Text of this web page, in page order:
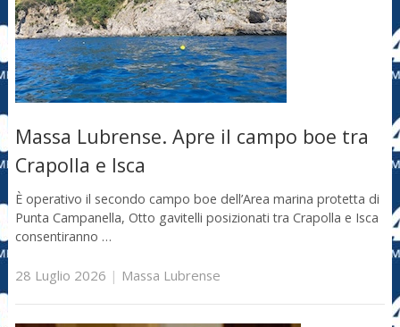
Massa Lubrense. Apre il campo boe tra
Crapolla e Isca
È operativo il secondo campo boe dell’Area marina protetta di
Punta Campanella, Otto gavitelli posizionati tra Crapolla e Isca
consentiranno …
28 Luglio 2026 | Massa Lubrense